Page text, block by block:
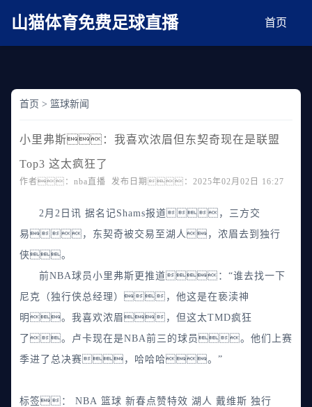
AV在线无码麻豆
山猫体育免费足球直播 首页
首页 > 篮球新闻
小里弗斯：我喜欢浓眉但东契奇现在是联盟
Top3 这太疯狂了
作者：nba直播 发布日期：2025年02月02日 16:27
2月2日讯 据名记Shams报道，三方交
易，东契奇被交易至湖人，浓眉去到独行
侠。
前NBA球员小里弗斯更推道：“谁去找一下
尼克（独行侠总经理），他这是在亵渎神
明。我喜欢浓眉，但这太TMD疯狂
了。卢卡现在是NBA前三的球员。他们上赛
季进了总决赛，哈哈哈。”
标签： NBA 篮球 新春点赞特效 湖人 戴维斯 独行